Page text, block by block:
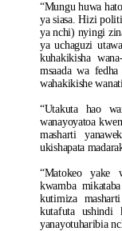
“Mungu huwa
ya siasa. Hizi
ya nchi) nyingi
ya uchaguzi
kuhakikisha
msaada wa
wahakikishe
“Utakuta hao
wanayoyatoa
masharti
ukishapata
“Matokeo yake
kwamba
kutimiza
kutafuta ushindi
yanayotuharibia